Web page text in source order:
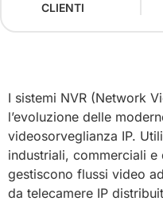
CLIENTI
I sistemi NVR (Network
l’evoluzione delle
videosorveglianza IP.
industriali, commerciali
gestiscono flussi video
da telecamere IP